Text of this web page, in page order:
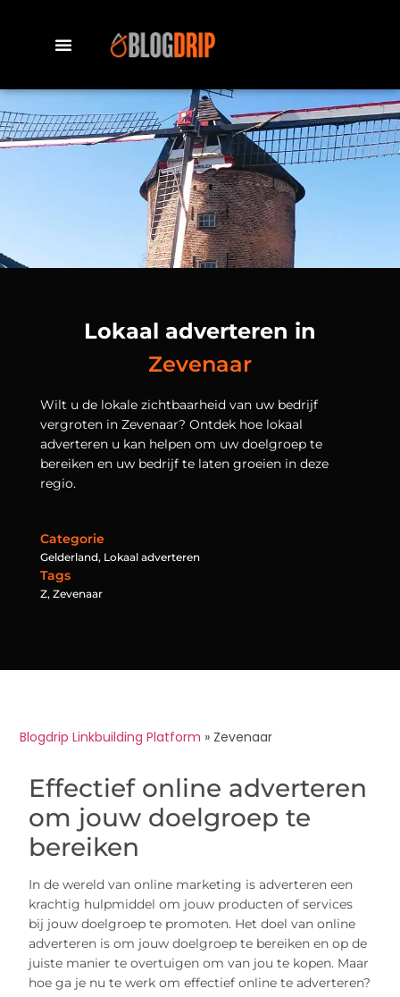
Lokaal adverteren in
Zevenaar
Wilt u de lokale zichtbaarheid van uw bedrijf
vergroten in Zevenaar? Ontdek hoe lokaal
adverteren u kan helpen om uw doelgroep te
bereiken en uw bedrijf te laten groeien in deze
regio.
Categorie
Gelderland, Lokaal adverteren
Tags
Z, Zevenaar
Blogdrip Linkbuilding Platform » Zevenaar
Effectief online adverteren
om jouw doelgroep te
bereiken
In de wereld van online marketing is adverteren een
krachtig hulpmiddel om jouw producten of services
bij jouw doelgroep te promoten. Het doel van online
adverteren is om jouw doelgroep te bereiken en op de
juiste manier te overtuigen om van jou te kopen. Maar
hoe ga je nu te werk om effectief online te adverteren?